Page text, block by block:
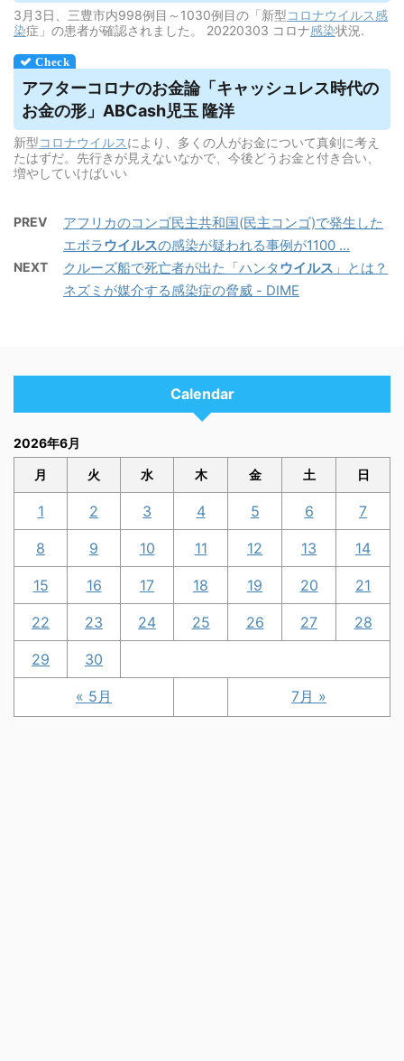
3月3日、三豊市内998例目～1030例目の「新型コロナウイルス感
染症」の患者が確認されました。 20220303 コロナ感染状況.
アフターコロナのお金論「キャッシュレス時代の
お金の形」ABCash児玉 隆洋
新型コロナウイルスにより、多くの人がお金について真剣に考え
たはずだ。先行きが見えないなかで、今後どうお金と付き合い、
増やしていけばいい
PREV
アフリカのコンゴ民主共和国(民主コンゴ)で発生した
エボラウイルスの感染が疑われる事例が1100 ...
NEXT クルーズ船で死亡者が出た「ハンタウイルス 」とは？
ネズミが媒介する感染症の脅威 - DIME
Calendar
2026年6月
月 火 水 木 金 土 日
« 5月 7月 »
1 2 3 4 5 6 7
8 9 10 11 12 13 14
15 16 17 18 19 20 21
22 23 24 25 26 27 28
29 30